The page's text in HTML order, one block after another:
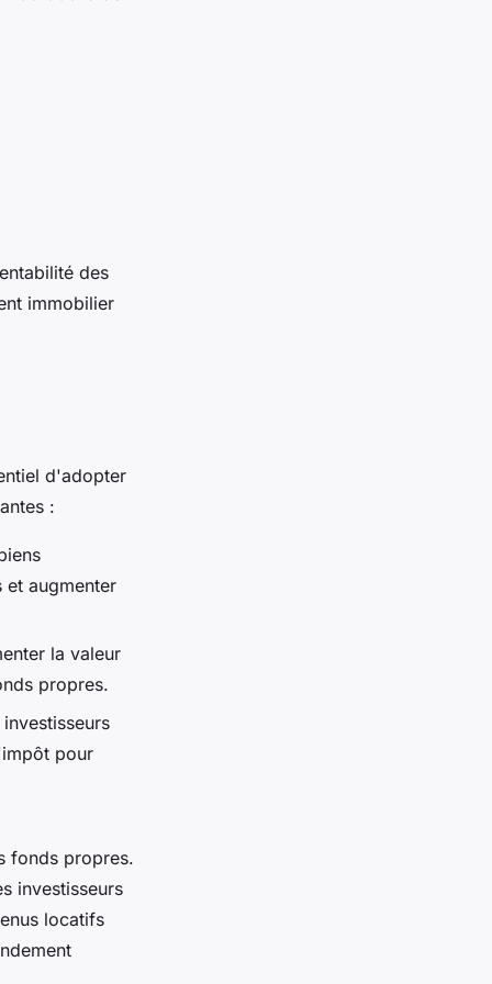
des
immobilier
d'adopter
:
et augmenter
la valeur
propres.
pour
fonds propres.
investisseurs
locatifs